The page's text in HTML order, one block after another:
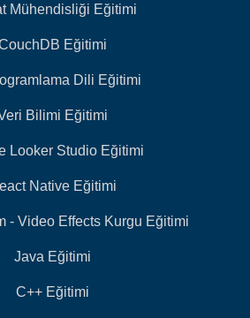
Mühendisliği Eğitimi
Eğitimi
Dili Eğitimi
Bilimi Eğitimi
Looker Studio Eğitimi
Native Eğitimi
- Video Effects Kurgu Eğitimi
Java Eğitimi
C++ Eğitimi